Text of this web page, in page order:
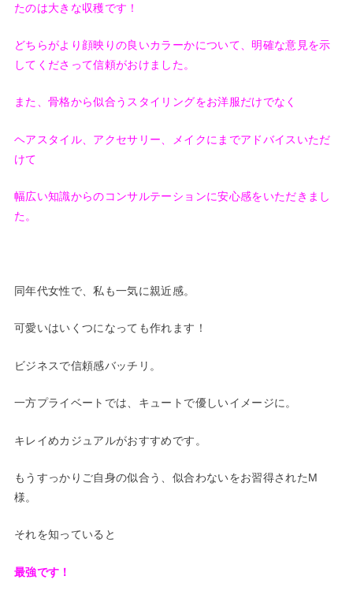
たのは大きな収穫です！
どちらがより顔映りの良いカラーかについて、明確な意見を示
してくださって信頼がおけました。
また、骨格から似合うスタイリングをお洋服だけでなく
ヘアスタイル、アクセサリー、メイクにまでアドバイスいただ
けて
幅広い知識からのコンサルテーションに安心感をいただきまし
た。
同年代女性で、私も一気に親近感。
可愛いはいくつになっても作れます！
ビジネスで信頼感バッチリ。
一方プライベートでは、キュートで優しいイメージに。
キレイめカジュアルがおすすめです。
もうすっかりご自身の似合う、似合わないをお習得されたM
様。
それを知っていると
最強です！